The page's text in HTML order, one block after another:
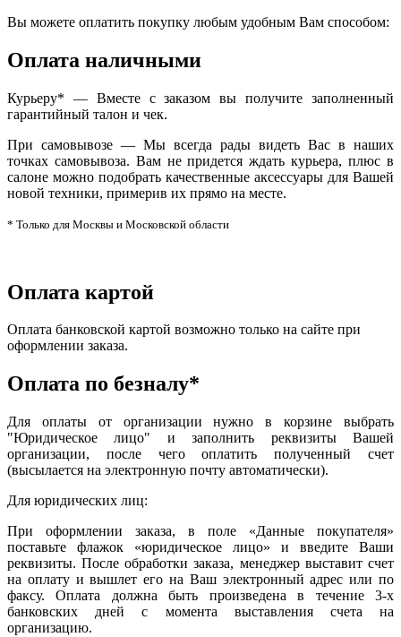
Вы можете оплатить покупку любым удобным Вам способом:
Оплата наличными
Курьеру* — Вместе с заказом вы получите заполненный
гарантийный талон и чек.
При самовывозе — Мы всегда рады видеть Вас в наших
точках самовывоза. Вам не придется ждать курьера, плюс в
салоне можно подобрать качественные аксессуары для Вашей
новой техники, примерив их прямо на месте.
* Только для Москвы и Московской области
Оплата картой
Оплата банковской картой возможно только на сайте при
оформлении заказа.
Оплата по безналу*
Для оплаты от организации нужно в корзине выбрать
"Юридическое лицо" и заполнить реквизиты Вашей
организации, после чего оплатить полученный счет
(высылается на электронную почту автоматически).
Для юридических лиц:
При оформлении заказа, в поле «Данные покупателя»
поставьте флажок «юридическое лицо» и введите Ваши
реквизиты. После обработки заказа, менеджер выставит счет
на оплату и вышлет его на Ваш электронный адрес или по
факсу. Оплата должна быть произведена в течение 3-х
банковских дней с момента выставления счета на
организацию.